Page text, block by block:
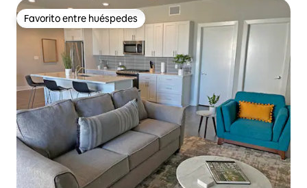
Favorito entre huéspedes
Favorito entre huéspedes